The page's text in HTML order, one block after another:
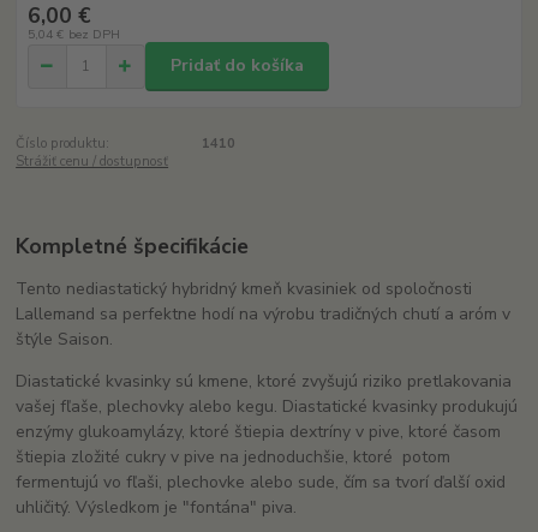
6,00 €
5,04 € bez DPH
Pridať do košíka
Číslo produktu:
1410
Strážiť cenu / dostupnosť
Kompletné špecifikácie
Tento nediastatický hybridný kmeň kvasiniek od spoločnosti
Lallemand sa perfektne hodí na výrobu tradičných chutí a aróm v
štýle Saison.
Diastatické kvasinky sú kmene, ktoré zvyšujú riziko pretlakovania
vašej fľaše, plechovky alebo kegu. Diastatické kvasinky produkujú
enzýmy glukoamylázy, ktoré štiepia dextríny v pive, ktoré časom
štiepia zložité cukry v pive na jednoduchšie, ktoré potom
fermentujú vo fľaši, plechovke alebo sude, čím sa tvorí ďalší oxid
uhličitý. Výsledkom je "fontána" piva.